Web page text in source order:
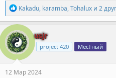
Р
е
а
к
ц
и
и
:
Kakadu, karamba,Tohalux и 2
usjr
project 420 Мес†ный
12 Мар 2024